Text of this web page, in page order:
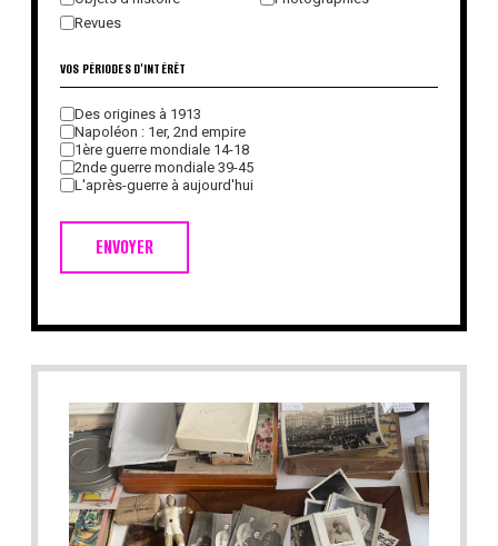
Revues
ENVOYER
VOS PÉRIODES D'INTÉRÊT
Des origines à 1913
Napoléon : 1er, 2nd empire
1ère guerre mondiale 14-18
2nde guerre mondiale 39-45
L'après-guerre à aujourd'hui